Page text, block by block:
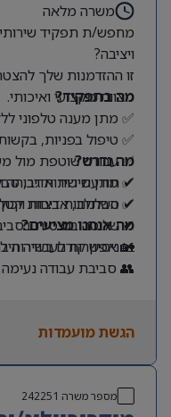
משרה מלאה
מחפש/ת תפקיד
ויציבה?
זו ההזדמנות שלך
מצוות מקצועי ואיכותי.
מה בתפקיד?
✅ מתן מענה טלפוני
✅ טיפול בפניות,
✅ עבודה שוטפת מול
✅ מתן שירות אדיב,
✅ השתלבות בצוות
מה נדרש?
✔ תודעת שירות גבוהה
✔ סבלנות, אדיבות
✔ שליטה בסיסית
✔ ניסיון קודם בשירות
מה אנחנו מציעים?
🏡 אפשרות לעבודה
👥 סביבת עבודה נעימה
🅿️ חניה חינם לעובדים.
הגשת מועמדות
מספר משרה 242251